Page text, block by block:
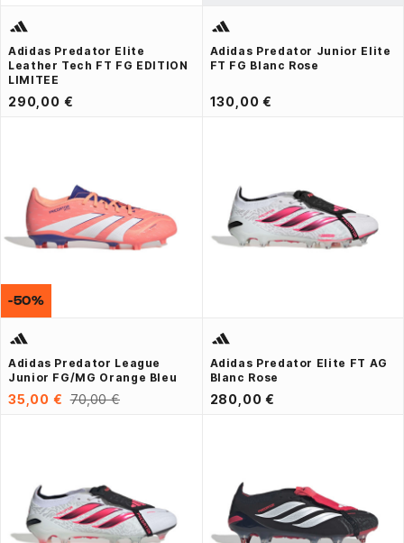
Adidas Predator Elite
Leather Tech FT FG EDITION
LIMITEE
290,00 €
Adidas Predator Junior Elite
FT FG Blanc Rose
130,00 €
Adidas Predator League
Junior FG/MG Orange Bleu
35,00 € 70,00 €
-50%
Adidas Predator Elite FT AG
Blanc Rose
280,00 €